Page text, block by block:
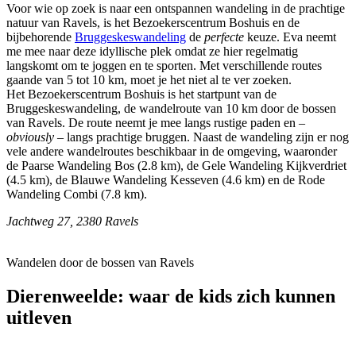
Voor wie op zoek is naar een ontspannen wandeling in de prachtige
natuur van Ravels, is het Bezoekerscentrum Boshuis en de
bijbehorende Bruggeskeswandeling de perfecte keuze. Eva neemt
me mee naar deze idyllische plek omdat ze hier regelmatig
langskomt om te joggen en te sporten. Met verschillende routes
gaande van 5 tot 10 km, moet je het niet al te ver zoeken.
Het Bezoekerscentrum Boshuis is het startpunt van de
Bruggeskeswandeling, de wandelroute van 10 km door de bossen
van Ravels. De route neemt je mee langs rustige paden en –
obviously – langs prachtige bruggen. Naast de wandeling zijn er nog
vele andere wandelroutes beschikbaar in de omgeving, waaronder
de Paarse Wandeling Bos (2.8 km), de Gele Wandeling Kijkverdriet
(4.5 km), de Blauwe Wandeling Kesseven (4.6 km) en de Rode
Wandeling Combi (7.8 km).
Jachtweg 27, 2380 Ravels
Wandelen door de bossen van Ravels
Dierenweelde: waar de kids zich kunnen
uitleven